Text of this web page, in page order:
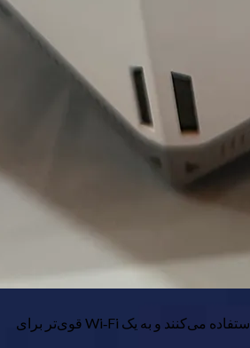
هر نسل Wi‑Fi سرعت بیشتری را وعده می‌دهد، با اعداد بزرگتر و بهتر نسبت به نسخه قبلی. امروزه دستگاه‌های بیشتری نسبت به گذشته داریم که از پهنای باند بیشتری استفاده می‌کنند و به یک Wi‑Fi قوی‌تر برای